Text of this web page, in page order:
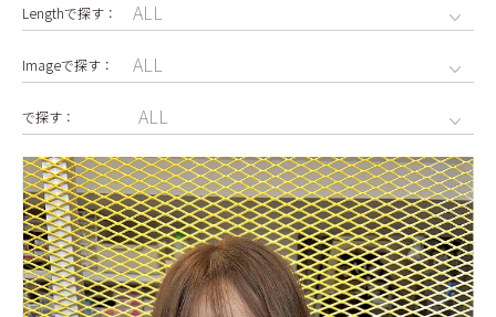
MENU
SHOP&STAFF
COUPON
GALLERY
RECRUIT